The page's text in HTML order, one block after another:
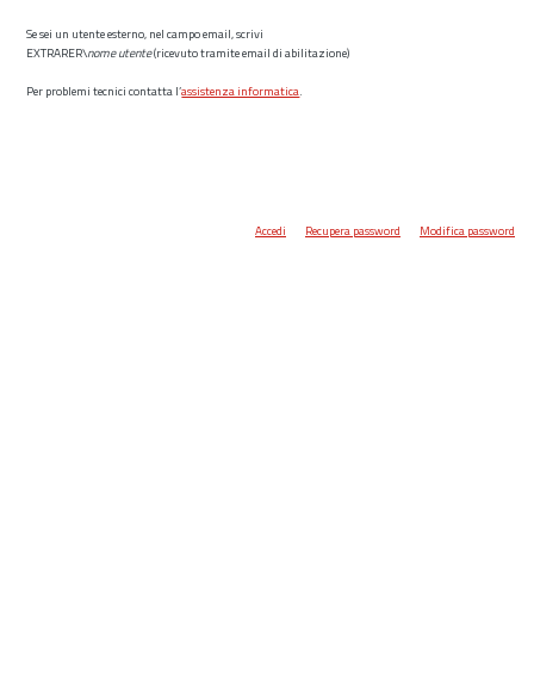
Se sei un utente esterno, nel campo email, scrivi
EXTRARER\nome utente(ricevuto tramite email di abilitazione)
Per problemi tecnici contatta l’assistenza informatica.
Accedi Recupera password Modifica password